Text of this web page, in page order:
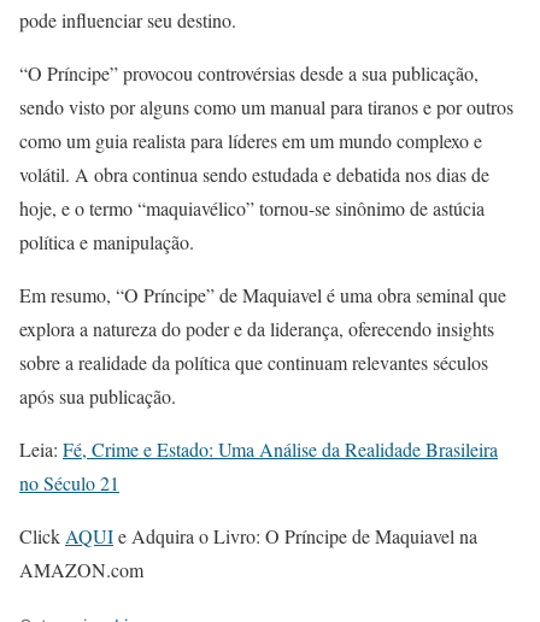
pode influenciar seu destino.
“O Príncipe” provocou controvérsias desde a sua publicação,
sendo visto por alguns como um manual para tiranos e por outros
como um guia realista para líderes em um mundo complexo e
volátil. A obra continua sendo estudada e debatida nos dias de
hoje, e o termo “maquiavélico” tornou-se sinônimo de astúcia
política e manipulação.
Em resumo, “O Príncipe” de Maquiavel é uma obra seminal que
explora a natureza do poder e da liderança, oferecendo insights
sobre a realidade da política que continuam relevantes séculos
após sua publicação.
Leia: Fé, Crime e Estado: Uma Análise da Realidade Brasileira
no Século 21
Click AQUIe Adquira o Livro: O Príncipe de Maquiavel na
AMAZON.com